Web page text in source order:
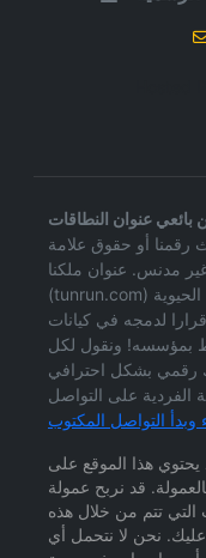
رقمنا أو حقوق علامة
مدنس. عنوان ملكنا
(tunrun.com) معروض للتو للعموم نظر لاستبدال خطتنا الحيوية
لدمجه في كيانات
بمؤسسه! ونقول لكل
رقمي بشكل احترافي
الفردية على التواصل
يحتوي هذا الموقع على
قد نربح عمولة
التي تتم من خلال هذه
عليك. نحن لا نتحمل أي